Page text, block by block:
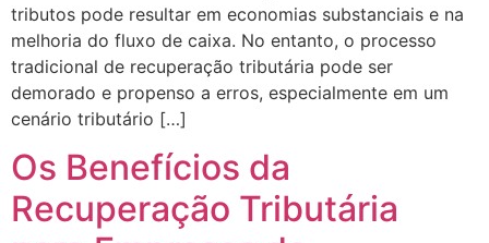
tributos pode resultar em economias substanciais e na
melhoria do fluxo de caixa. No entanto, o processo
tradicional de recuperação tributária pode ser
demorado e propenso a erros, especialmente em um
cenário tributário […]
Os Benefícios da
Recuperação Tributária